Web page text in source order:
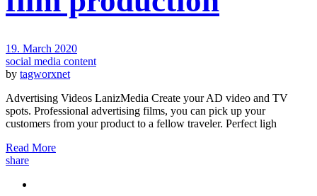
19. March 2020
social media content
by tagworxnet
Advertising Videos LanizMedia Create your AD video and TV
spots. Professional advertising films, you can pick up your
customers from your product to a fellow traveler. Perfect ligh
Read More
share